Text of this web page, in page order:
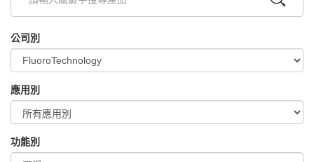
公司別
應用別
功能別